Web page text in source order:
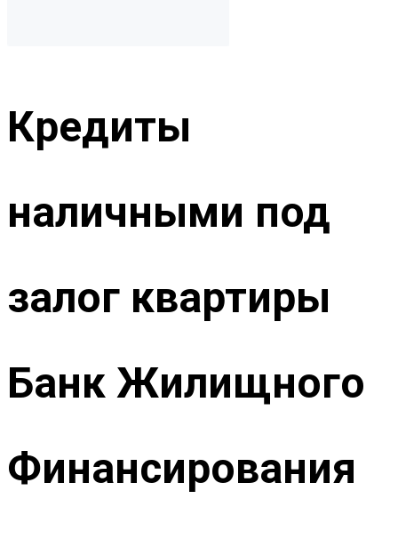
Кредиты
наличными под
залог квартиры
Банк Жилищного
Финансирования